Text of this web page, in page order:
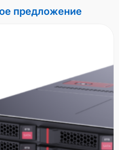
предложение